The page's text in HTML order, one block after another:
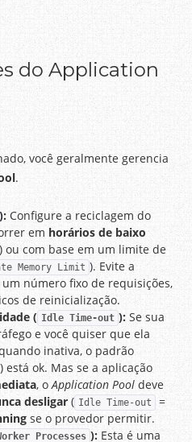
do Application
você geralmente gerencia
.
):Configure a reciclagem do
em horários de baixo
ou com base em um limite de
Memory Limit ). Evite a
número fixo de requisições,
de reinicialização.
( Idle Time-out ): Se sua
e você quiser que ela
inativa, o padrão
ok. Mas se a aplicação
, oApplication Pool deve
desligar ( Idle Time-out
=
se o provedor permitir.
Processes ): Esta é uma